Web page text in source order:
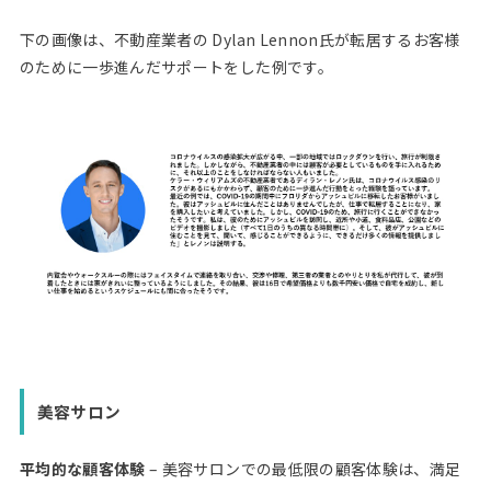
下の画像は、不動産業者の Dylan Lennon氏が転居するお客様
のために一歩進んだサポートをした例です。
美容サロン
平均的な顧客体験 – 美容サロンでの最低限の顧客体験は、満足